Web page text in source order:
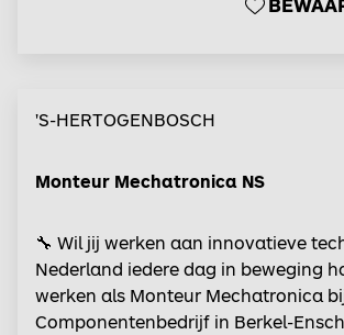
'S-HERTOGENBOSCH
Monteur Mechatronica NS
🔧 Wil jij werken aan innovatieve
Nederland iedere dag in beweging
werken als Monteur Mechatronica
Componentenbedrijf in Berkel-